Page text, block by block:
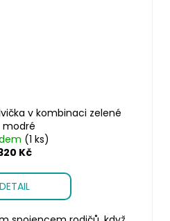
v kombinaci zelené
modré
(1 ks)
Kč
DETAIL